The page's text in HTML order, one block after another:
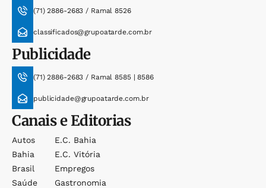
(71) 2886-2683 / Ramal 8526
classificados@grupoatarde.com.br
Publicidade
(71) 2886-2683 / Ramal 8585 | 8586
publicidade@grupoatarde.com.br
Canais e Editorias
Autos
Bahia
Brasil
Saúde
E.c. Bahia
E.c. Vitória
Empregos
Gastronomia